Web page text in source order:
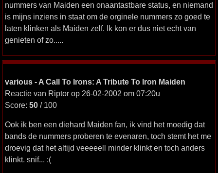
nummers van Maiden een onaantastbare status, en niemand
is mijns inziens in staat om de orginele nummers zo goed te
laten klinken als Maiden zelf. Ik kon er dus niet echt van
genieten of zo.....
various - A Call To Irons: A Tribute To Iron Maiden
Reactie van Riptor op 26-02-2002 om 07:20u
Score: 50 / 100
Ook ik ben een diehard Maiden fan, ik vind het moedig dat
bands de nummers proberen te evenaren, toch stemt het me
droevig dat het altijd veeeeell minder klinkt en toch anders
klinkt. snif... :(